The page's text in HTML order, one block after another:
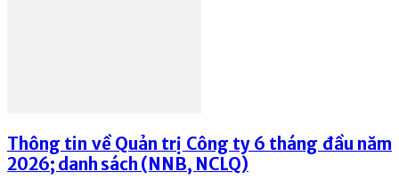
Thông tin về Quản trị Công ty 6 tháng đầu năm
2026; danh sách (NNB, NCLQ)